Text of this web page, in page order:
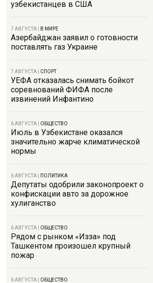
узбекистанцев в США
7 АВГУСТА В МИРЕ
Азербайджан заявил о готовности
поставлять газ Украине
7 АВГУСТА СПОРТ
УЕФА отказалась снимать бойкот
соревнований ФИФА после
извинений Инфантино
6 АВГУСТА ОБЩЕСТВО
Июль в Узбекистане оказался
значительно жарче климатической
нормы
6 АВГУСТА ПОЛИТИКА
Депутаты одобрили законопроект о
конфискации авто за дорожное
хулиганство
6 АВГУСТА ОБЩЕСТВО
Рядом с рынком «Изза» под
Ташкентом произошел крупный
пожар
6 АВГУСТА ОБЩЕСТВО